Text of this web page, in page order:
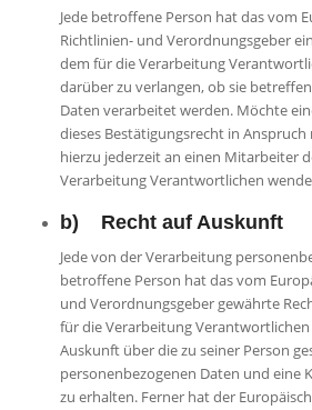
Jede betroffene Person hat das vom
Richtlinien- und Verordnungsgeber
dem für die Verarbeitung
darüber zu verlangen, ob sie
Daten verarbeitet werden. Möchte
dieses Bestätigungsrecht in Anspruch
hierzu jederzeit an einen Mitarbeiter
Verarbeitung Verantwortlichen
b) Recht auf Auskunft
Jede von der Verarbeitung
betroffene Person hat das vom
und Verordnungsgeber gewährte
für die Verarbeitung
Auskunft über die zu seiner Person
personenbezogenen Daten und eine
zu erhalten. Ferner hat der